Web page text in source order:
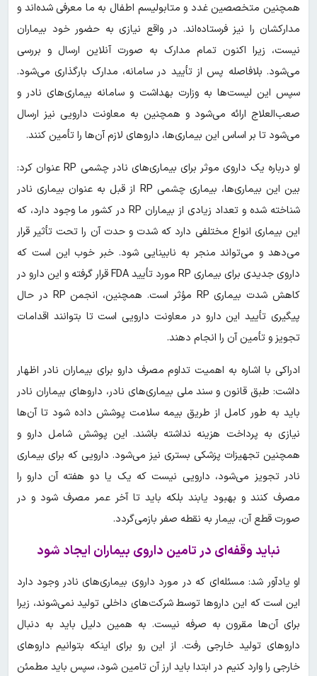
همچنین متخصصین غدد و متابولیسم اطفال به ما معرفی شده‌اند و
مدارکشان را نیز فرستاده‌اند. در واقع نیازی به حضور خود بیماران
نیست، زیرا اکنون تمام مدارک به صورت آنلاین ارسال و بررسی
می‌شود. بلافاصله پس از تأیید در سامانه، مدارک بارگذاری می‌شود.
سپس این لیست‌ها به وزارت بهداشت و سامانه بیماری‌های نادر و
صعب‌العلاج ارائه می‌شود و همچنین به معاونت دارویی نیز ارسال
می‌شود تا بر اساس این بیماری‌ها، داروهای لازم آن‌ها را تأمین کنند.
او درباره یک داروی موثر برای بیماری‌های نادر چشمی RP عنوان کرد:
بین این بیماری‌ها، بیماری چشمی RP از قبل به عنوان بیماری نادر
شناخته شده و تعداد زیادی از بیماران RP در کشور ما وجود دارد، که
این بیماری انواع مختلفی دارد که شدت و حدت آن را تحت تأثیر قرار
می‌دهد و می‌تواند منجر به نابینایی شود. خبر خوب این است که
داروی جدیدی برای بیماری RP مورد تأیید FDA قرار گرفته و این دارو در
کاهش شدت بیماری RP مؤثر است. همچنین، انجمن RP در حال
پیگیری تأیید این دارو در معاونت دارویی است تا بتوانند اقدامات
تجویز و تأمین آن را انجام دهند.
ادراکی با اشاره به اهمیت تداوم مصرف دارو برای بیماران نادر اظهار
داشت: طبق قانون و سند ملی بیماری‌های نادر، داروهای بیماران نادر
باید به طور کامل از طریق بیمه سلامت پوشش داده شود تا آن‌ها
نیازی به پرداخت هزینه نداشته باشند. این پوشش شامل دارو و
همچنین تجهیزات پزشکی بستری نیز می‌شود. دارویی که برای بیماری
نادر تجویز می‌شود، دارویی نیست که یک یا دو هفته آن دارو را
مصرف کنند و بهبود یابند بلکه باید تا آخر عمر مصرف شود و در
صورت قطع آن، بیمار به نقطه صفر بازمی‌گردد.
نباید وقفه‌ای در تامین داروی بیماران ایجاد شود
او یادآور شد: مسئله‌ای که در مورد داروی بیماری‌های نادر وجود دارد
این است که این دارو‌ها توسط شرکت‌های داخلی تولید نمی‌شوند، زیرا
برای آن‌ها مقرون به صرفه نیست. به همین دلیل باید به دنبال
داروهای تولید خارجی رفت. از این رو برای اینکه بتوانیم داروهای
خارجی را وارد کنیم در ابتدا باید ارز آن تامین شود، سپس باید مطمئن